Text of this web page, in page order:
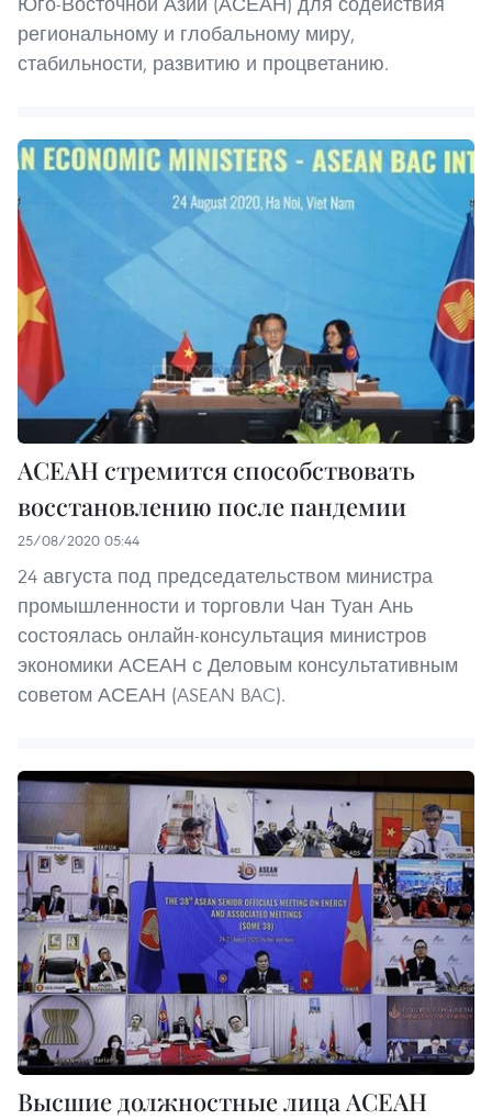
региональному и глобальному миру,
стабильности, развитию и процветанию.
АСЕАН стремится способствовать
восстановлению после пандемии
25/08/2020 05:44
24 августа под председательством министра
промышленности и торговли Чан Туан Ань
состоялась онлайн-консультация министров
экономики АСЕАН с Деловым консультативным
советом АСЕАН (ASEAN BAC).
Высшие должностные лица АСЕАН